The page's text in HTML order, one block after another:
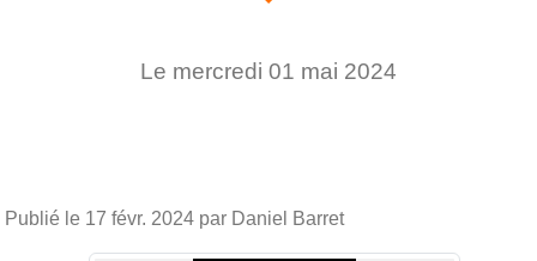
Le mercredi 01 mai 2024
Publié le 17 févr. 2024 par Daniel Barret